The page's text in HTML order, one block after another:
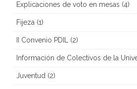
Explicaciones de voto en mesas (4)
Fijeza (1)
II Convenio PDIL (2)
Información de Colectivos de la
Juventud (2)